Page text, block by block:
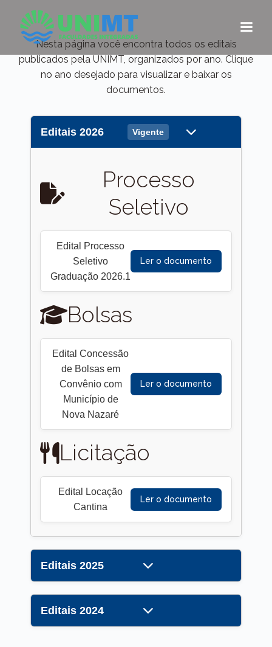
para
o
conteúdo
Nesta página você encontra todos os editais
publicados pela UNIMT, organizados por ano. Clique
no ano desejado para visualizar e baixar os
documentos.
Editais 2026 Vigente
Processo
Seletivo
Edital Processo
Seletivo
Graduação 2026.1
Ler o documento
Bolsas
Edital Concessão
de Bolsas em
Convênio com
Município de
Nova Nazaré
Ler o documento
Licitação
Edital Locação
Cantina
Ler o documento
Editais 2025
Editais 2024